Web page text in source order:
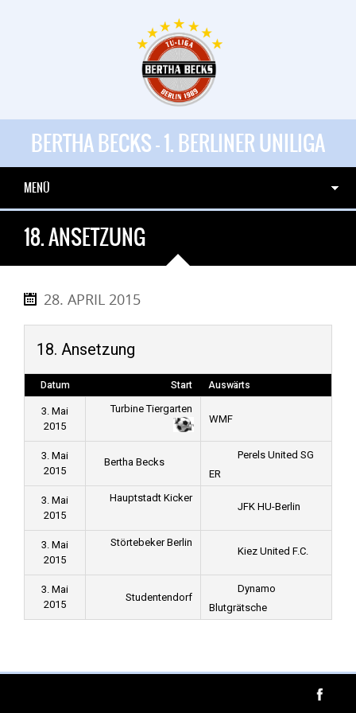
BERTHA BECKS - 1. BERLINER UNILIGA
MENÜ
18. ANSETZUNG
28. APRIL 2015
18. Ansetzung
Datum Start Auswärts
3. Mai
2015
Turbine Tiergarten
WMF
3. Mai
2015
Bertha Becks
Perels United SG
ER
3. Mai
2015
Hauptstadt Kicker
JFK HU-Berlin
3. Mai
2015
Störtebeker Berlin
Kiez United F.C.
3. Mai
2015
Studentendorf
Dynamo
Blutgrätsche